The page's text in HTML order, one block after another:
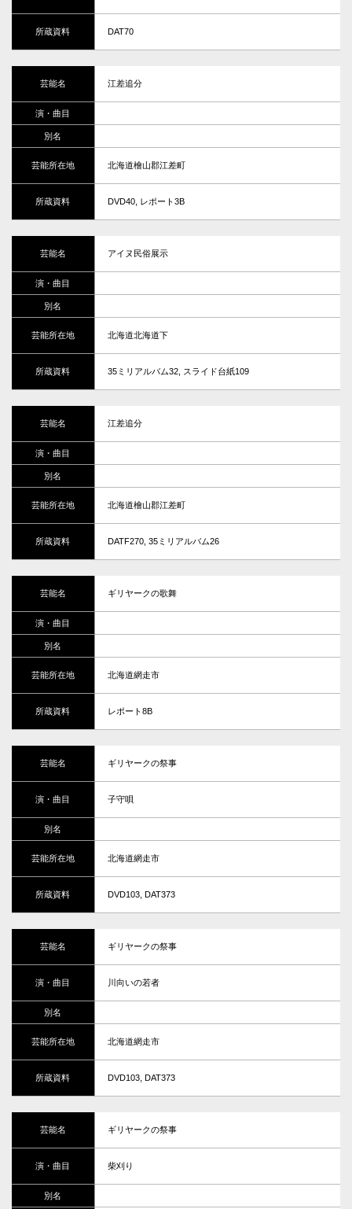
DAT70
江差追分
北海道檜山郡江差町
DVD40, レポート3B
アイヌ民俗展示
北海道北海道下
35ミリアルバム32, スライド台紙109
江差追分
北海道檜山郡江差町
DATF270, 35ミリアルバム26
ギリヤークの歌舞
北海道網走市
レポート8B
ギリヤークの祭事
子守唄
北海道網走市
DVD103, DAT373
ギリヤークの祭事
川向いの若者
北海道網走市
DVD103, DAT373
ギリヤークの祭事
柴刈り